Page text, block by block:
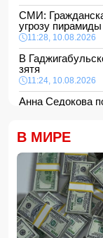
СМИ:
угрозу
11:28, 10.08.2026
В
зятя
11:24, 10.08.2026
Анна Седокова
В
удара
11:20, 10.08.2026
12 человек
наводнений на
11:16, 10.08.2026
Ильхам Алиев
В МИРЕ